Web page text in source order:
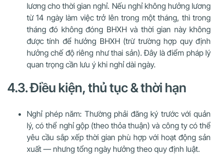
lương cho thời gian nghỉ. Nếu nghỉ không hưởng lương
từ 14 ngày làm việc trở lên trong một tháng, thì trong
tháng đó không đóng BHXH và thời gian này không
được tính để hưởng BHXH (trừ trường hợp quy định
hưởng chế độ riêng như thai sản). Đây là điểm pháp lý
quan trọng cần lưu ý khi nghỉ dài ngày.
4.3. Điều kiện, thủ tục & thời hạn
Nghỉ phép năm: Thường phải đăng ký trước với quản
lý, có thể nghỉ gộp (theo thỏa thuận) và công ty có thể
yêu cầu sắp xếp thời gian phù hợp với hoạt động sản
xuất — nhưng tổng ngày hưởng theo quy định luật.